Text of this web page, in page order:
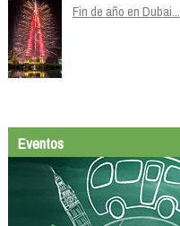
Fin de año en Dubai...
Eventos